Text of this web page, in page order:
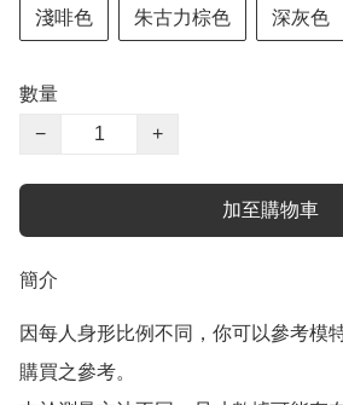
淺啡色 朱古力棕色 深灰色
數量
−
+
加至購物車
簡介
因每人身形比例不同，你可以參考模
購買之參考。